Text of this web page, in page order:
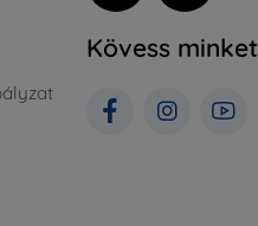
Kövess minket